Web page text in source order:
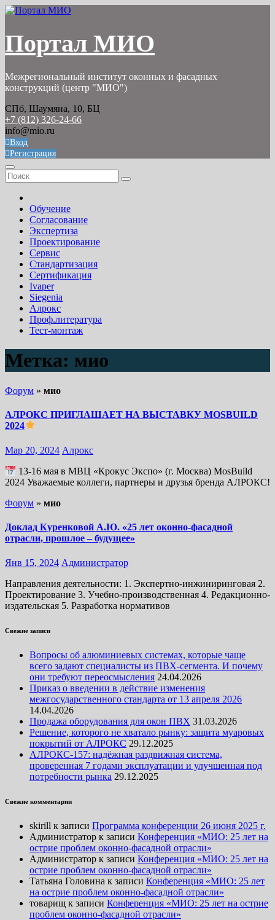
Перейти
Портал МИО
Межрегиональный институт оконных и фасадных
конструкций (центр "МИО")
СПб, Шаумяна, 10, БЦ
+7 (812) 326-24-66
info@mio.ru
Вход
Регистрация
Обучение
Согласование
Экспертиза
Проектирование
Сервис
Стандартизация
Сертификация
Ivaper
Siegenia
Алрокс
Проф.литература
Тест-монтаж
Метка: мио
Форум » мио
АЛРОКС ПРИГЛАШАЕТ НА ВЫСТАВКУ MOSBUILD
2024
Мар 20, 2024 Алрокс
13-16 мая в МВЦ «Крокус Экспо» (г. Москва) MosBuild
2024 Уважаемые коллеги, партнеры и друзья бренда АЛРОКС!
Форум » мио
Доклад Куренковой А.Ю. «25 лет оконно-фасадной
отрасли, прошлое – будущее»
Янв 15, 2024 Администратор
Направления деятельности: 1. Экспертно-инжиниринговая 2.
Проектирование 3. Учебно-производственная 4. Редакционно-
издательская 5. Разработка нормативов
Свежие записи
Вопросы об алюминиевых системах, которые чаще
всего задают специалисты из ПВХ-сегмента. И почему
они требуют переосмысления 24.04.2026
Приказ о введении в действие изменения
межгосударственного стандарта от 13 апреля 2026
14.04.2026
Продажа оборудования для окон ПВХ 31.03.2026
Решение, которого не хватало рынку: защита муаровых
покрытий от АЛРОКС 29.12.2025
АЛРОКС-157: надёжная раздвижная система,
проверенная 7 годами эксплуатации и улучшенная под
потребности рынка 29.12.2025
Свежие комментарии
skirill к записи Программа конференции 26 июня 2025 г.
Администратор к записи Конференция «МИО: 25 лет на
острие проблем оконно-фасадной отрасли»
Администратор к записи Конференция «МИО: 25 лет на
острие проблем оконно-фасадной отрасли»
Татьяна Головина к записи Конференция «МИО: 25 лет
на острие проблем оконно-фасадной отрасли»
товарищ к записи Конференция «МИО: 25 лет на острие
проблем оконно-фасадной отрасли»